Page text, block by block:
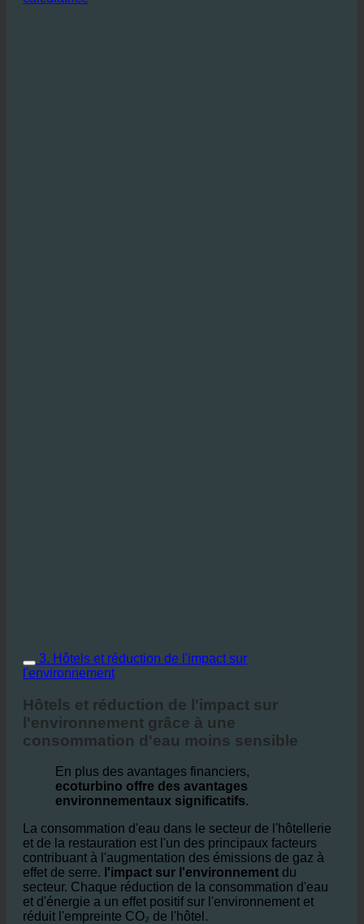
Calculez vos économies d'hôtel à l'aide de la
3. Hôtels et réduction de l'impact sur
l'environnement
Hôtels et réduction de l'impact sur
l'environnement grâce à une
consommation d'eau moins sensible
En plus des avantages financiers,
ecoturbino offre des avantages
environnementaux significatifs.
La consommation d'eau dans le secteur de l'hôtellerie
et de la restauration est l'un des principaux facteurs
contribuant à l'augmentation des émissions de gaz à
effet de serre.l'impact sur l'environnementdu
secteur. Chaque réduction de la consommation d'eau